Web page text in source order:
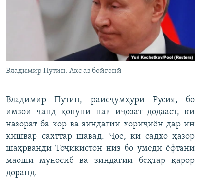
Владимир Путин. Акс аз бойгонӣ
Владимир Путин, раисҷумҳури Русия, бо
имзои чанд қонуни нав иҷозат додааст, ки
назорат ба кор ва зиндагии хориҷиён дар ин
кишвар сахттар шавад. Ҷое, ки садҳо ҳазор
шаҳрванди Тоҷикистон низ бо умеди ёфтани
маоши муносиб ва зиндагии беҳтар қарор
доранд.